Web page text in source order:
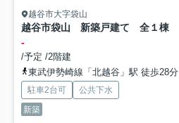
越谷市大字袋山
越谷市袋山 新築戸建て 全１棟
-
/予定 /2階建
東武伊勢崎線「北越谷」駅 徒歩28分
駐車2台可
公共下水
新築